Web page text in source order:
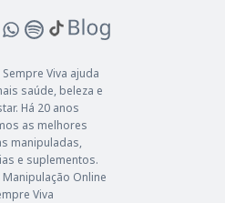
Viva ajuda
saúde, beleza e
Há 20 anos
as melhores
manipuladas,
e suplementos.
Manipulação Online
Viva